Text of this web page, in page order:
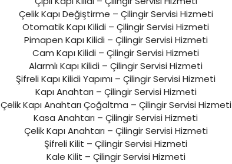
Çelik Kapı Değiştirme – Çilingir Servisi Hizmeti
Otomatik Kapı Kilidi – Çilingir Servisi Hizmeti
Pimapen Kapı Kilidi – Çilingir Servisi Hizmeti
Cam Kapı Kilidi – Çilingir Servisi Hizmeti
Alarmlı Kapı Kilidi – Çilingir Servisi Hizmeti
Şifreli Kapı Kilidi Yapımı – Çilingir Servisi Hizmeti
Kapı Anahtarı – Çilingir Servisi Hizmeti
Çelik Kapı Anahtarı Çoğaltma – Çilingir Servisi Hizmeti
Kasa Anahtarı – Çilingir Servisi Hizmeti
Çelik Kapı Anahtarı – Çilingir Servisi Hizmeti
Şifreli Kilit – Çilingir Servisi Hizmeti
Kale Kilit – Çilingir Servisi Hizmeti